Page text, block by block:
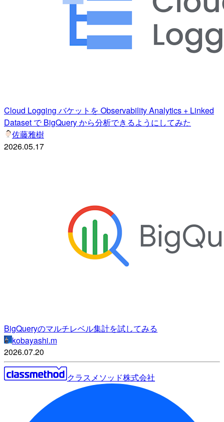
Cloud Logging バケットを Observability Analytics + Linked
Dataset で BigQuery から分析できるようにしてみた
佐藤雅樹
2026.05.17
BigQueryのマルチレベル集計を試してみる
kobayashi.m
2026.07.20
クラスメソッド株式会社